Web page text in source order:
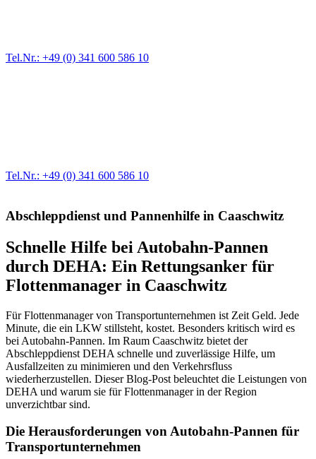
Tel.Nr.: +49 (0) 341 600 586 10
Tel.Nr.: +49 (0) 341 600 586 10
Abschleppdienst und Pannenhilfe in Caaschwitz
Schnelle Hilfe bei Autobahn-Pannen
durch DEHA: Ein Rettungsanker für
Flottenmanager in Caaschwitz
Für Flottenmanager von Transportunternehmen ist Zeit Geld. Jede
Minute, die ein LKW stillsteht, kostet. Besonders kritisch wird es
bei Autobahn-Pannen. Im Raum Caaschwitz bietet der
Abschleppdienst DEHA schnelle und zuverlässige Hilfe, um
Ausfallzeiten zu minimieren und den Verkehrsfluss
wiederherzustellen. Dieser Blog-Post beleuchtet die Leistungen von
DEHA und warum sie für Flottenmanager in der Region
unverzichtbar sind.
Die Herausforderungen von Autobahn-Pannen für
Transportunternehmen